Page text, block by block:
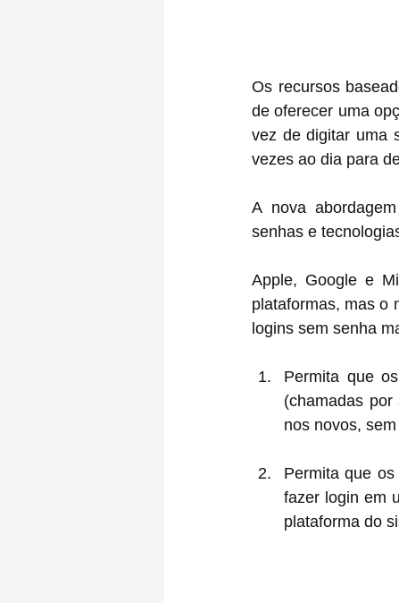
Os recursos
de oferecer uma
vez de digitar uma
vezes ao dia para
A nova
senhas e
Apple, Google e
plataformas, mas o
logins sem senha
Permita que
(chamadas
nos novos,
Permita que
fazer login em
plataforma do